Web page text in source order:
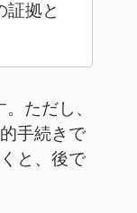
証拠と
ただし、
手続きで
と、後で